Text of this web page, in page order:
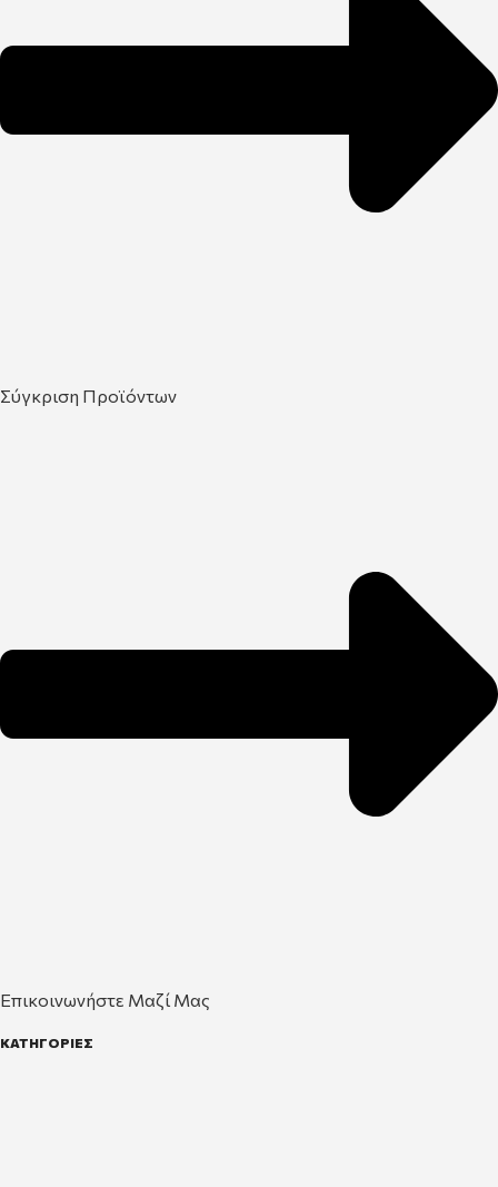
Σύγκριση Προϊόντων
Επικοινωνήστε Μαζί Μας
ΚΑΤΗΓΟΡΙΕΣ